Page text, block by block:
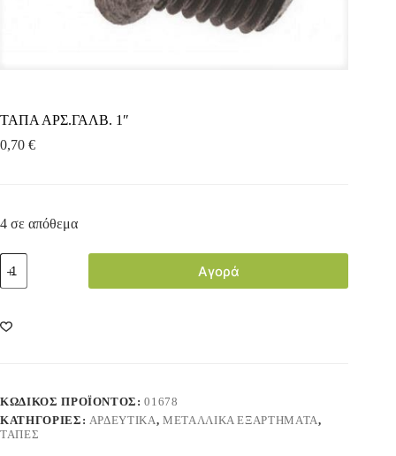
ΤΑΠΑ ΑΡΣ.ΓΑΛΒ. 1″
0,70 €
4 σε απόθεμα
Αγορά
ΚΩΔΙΚΌΣ ΠΡΟΪΌΝΤΟΣ:01678
ΚΑΤΗΓΟΡΊΕΣ: ΑΡΔΕΥΤΙΚΑ, ΜΕΤΑΛΛΙΚΑ ΕΞΑΡΤΗΜΑΤΑ,
ΤΑΠΕΣ